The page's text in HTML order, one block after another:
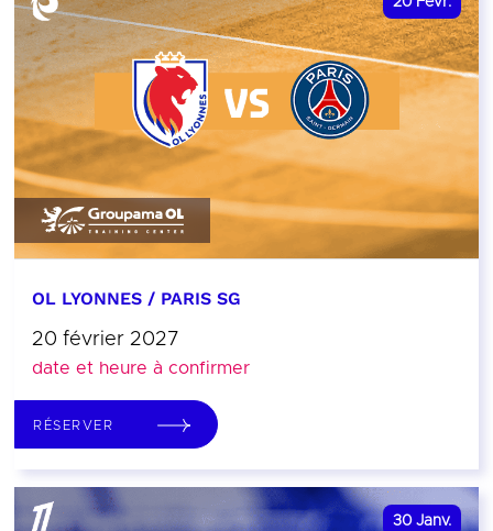
OL LYONNES / PARIS SG
20 février 2027
date et heure à confirmer
RÉSERVER
30 Janv.